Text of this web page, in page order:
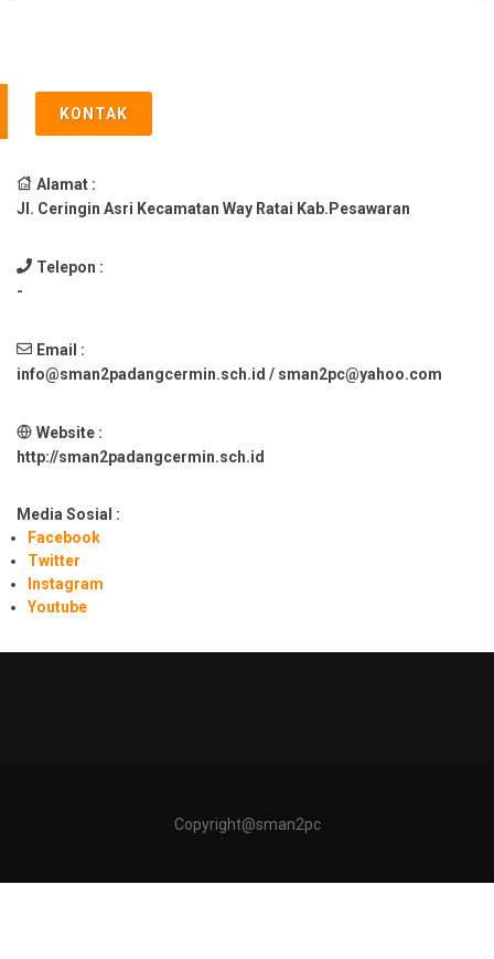
KONTAK
Alamat :
Jl. Ceringin Asri Kecamatan Way Ratai Kab.Pesawaran
Telepon :
-
Email :
info@sman2padangcermin.sch.id / sman2pc@yahoo.com
Website :
http://sman2padangcermin.sch.id
Media Sosial :
Facebook
Twitter
Instagram
Youtube
Copyright@sman2pc